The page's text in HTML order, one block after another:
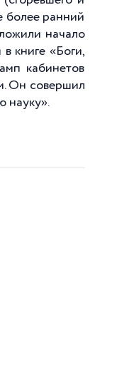
более ранний
начало
книге «Боги,
кабинетов
Он совершил
науку».